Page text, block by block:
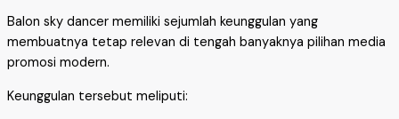
Balon sky dancer memiliki sejumlah keunggulan yang
membuatnya tetap relevan di tengah banyaknya pilihan media
promosi modern.
Keunggulan tersebut meliputi: